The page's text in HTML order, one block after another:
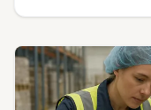
গণিত, এবং একটি ৯০-দিনের